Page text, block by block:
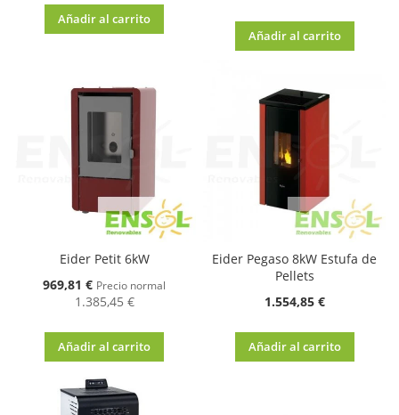
Añadir al carrito
Añadir al carrito
Eider Petit 6kW
Oferta
969,81 € Precio normal
1.385,45 €
Añadir al carrito
Eider Pegaso 8kW Estufa de
Pellets
1.554,85 €
Añadir al carrito